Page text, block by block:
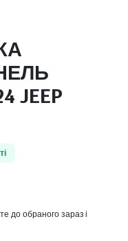
JEEP
до обраного зараз і